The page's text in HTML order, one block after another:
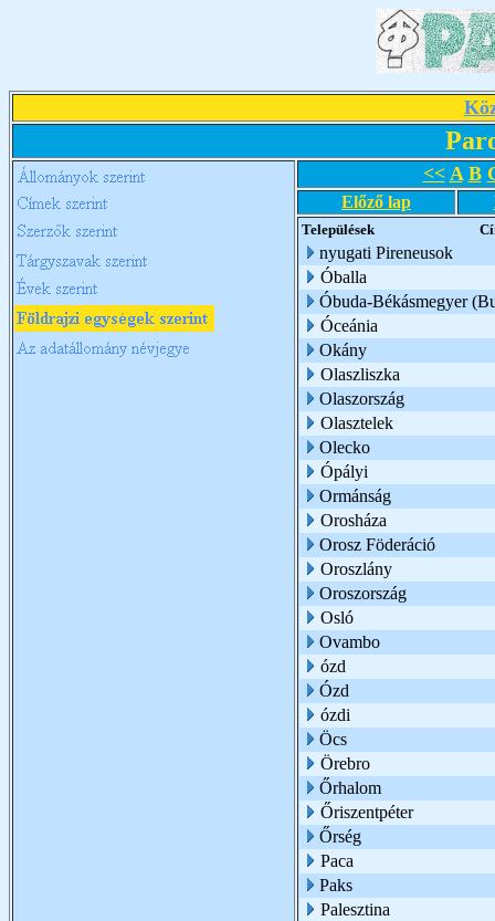
<< A B
Előző lap
Települések
nyugati Pireneusok
Óballa
Óbuda-Békásmegyer
Óceánia
Okány
Olaszliszka
Olaszország
Olasztelek
Olecko
Ópályi
Ormánság
Orosháza
Orosz Föderáció
Oroszlány
Oroszország
Osló
Ovambo
ózd
Ózd
ózdi
Öcs
Örebro
Őrhalom
Őriszentpéter
Őrség
Paca
Paks
Palesztina